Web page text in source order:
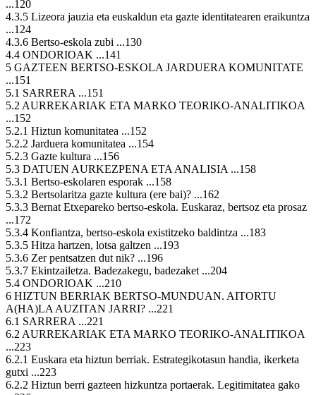
...120
4.3.5 Lizeora jauzia eta euskaldun eta gazte identitatearen eraikuntza
...124
4.3.6 Bertso-eskola zubi ...130
4.4 ONDORIOAK ...141
5 GAZTEEN BERTSO-ESKOLA JARDUERA KOMUNITATE
...151
5.1 SARRERA ...151
5.2 AURREKARIAK ETA MARKO TEORIKO-ANALITIKOA
...152
5.2.1 Hiztun komunitatea ...152
5.2.2 Jarduera komunitatea ...154
5.2.3 Gazte kultura ...156
5.3 DATUEN AURKEZPENA ETA ANALISIA ...158
5.3.1 Bertso-eskolaren esporak ...158
5.3.2 Bertsolaritza gazte kultura (ere bai)? ...162
5.3.3 Bernat Etxepareko bertso-eskola. Euskaraz, bertsoz eta prosaz
...172
5.3.4 Konfiantza, bertso-eskola existitzeko baldintza ...183
5.3.5 Hitza hartzen, lotsa galtzen ...193
5.3.6 Zer pentsatzen dut nik? ...196
5.3.7 Ekintzailetza. Badezakegu, badezaket ...204
5.4 ONDORIOAK ...210
6 HIZTUN BERRIAK BERTSO-MUNDUAN. AITORTU
A(HA)LA AUZITAN JARRI? ...221
6.1 SARRERA ...221
6.2 AURREKARIAK ETA MARKO TEORIKO-ANALITIKOA
...223
6.2.1 Euskara eta hiztun berriak. Estrategikotasun handia, ikerketa
gutxi ...223
6.2.2 Hiztun berri gazteen hizkuntza portaerak. Legitimitatea gako